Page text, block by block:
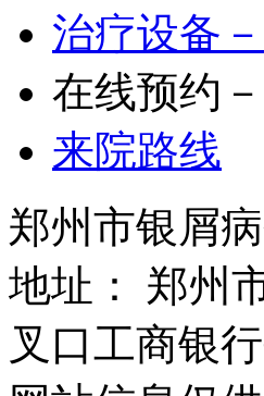
治疗设备－
在线预约－
来院路线
郑州市银屑
地址： 郑州
叉口工商银行